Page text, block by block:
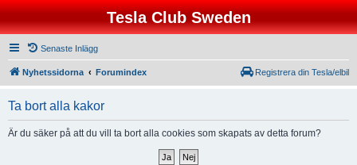
Tesla Club Sweden
Senaste Inlägg
Nyhetssidorna Forumindex Registrera din Tesla/elbil
Ta bort alla kakor
Är du säker på att du vill ta bort alla cookies som skapats av detta forum?